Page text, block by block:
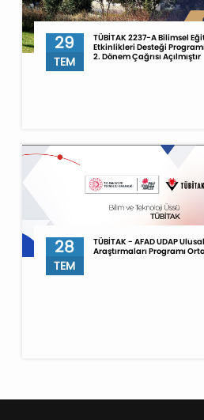
29
TEM
TÜBİTAK 2237-A Bilimsel
Etkinlikleri Desteği Programı
2. Dönem Çağrısı Açılmıştır
28
TEM
TÜBİTAK - AFAD UDAP
Araştırmaları Programı